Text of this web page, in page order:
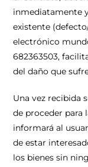
inmediatamente
existente
electrónico
682363503,
del daño que
Una vez recibida
de proceder para
informará al
de estar
los bienes sin